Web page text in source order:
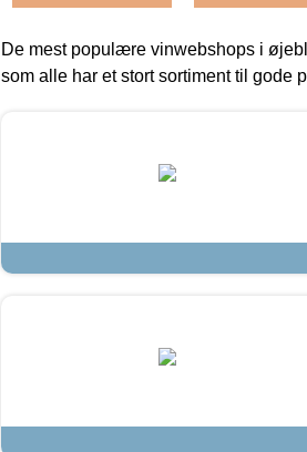
De mest populære vinwebshops i
som alle har et stort sortiment til gode